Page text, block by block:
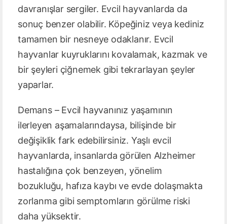
davranışlar sergiler. Evcil hayvanlarda da
sonuç benzer olabilir. Köpeğiniz veya kediniz
tamamen bir nesneye odaklanır. Evcil
hayvanlar kuyruklarını kovalamak, kazmak ve
bir şeyleri çiğnemek gibi tekrarlayan şeyler
yaparlar.
Demans – Evcil hayvanınız yaşamının
ilerleyen aşamalarındaysa, bilişinde bir
değişiklik fark edebilirsiniz. Yaşlı evcil
hayvanlarda, insanlarda görülen Alzheimer
hastalığına çok benzeyen, yönelim
bozukluğu, hafıza kaybı ve evde dolaşmakta
zorlanma gibi semptomların görülme riski
daha yüksektir.